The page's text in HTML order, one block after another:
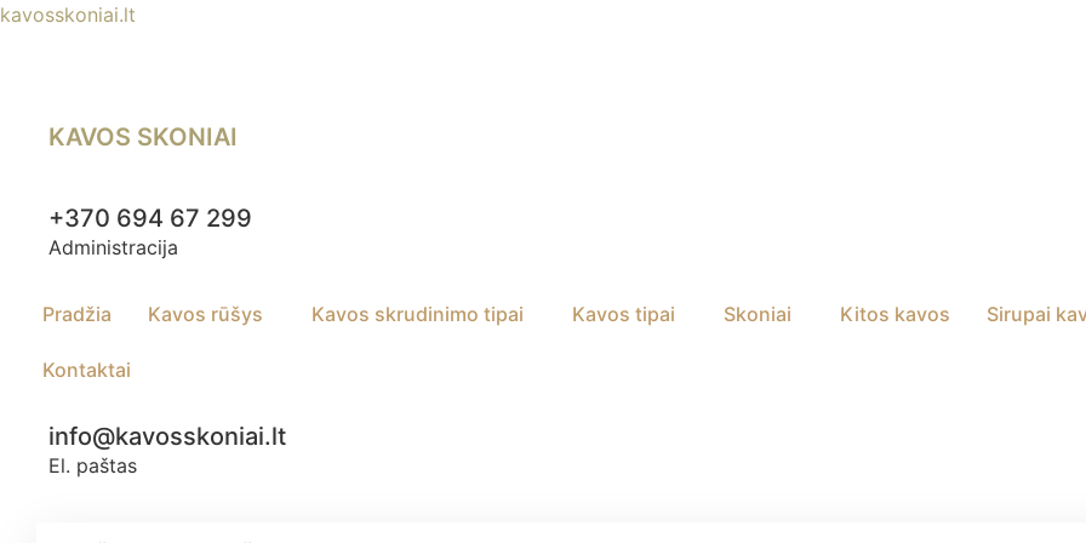
kavosskoniai.lt
KAVOS SKONIAI
+370 694 67 299
Administracija
Pradžia Kavos rūšys Kavos skrudinimo tipai Kavos tipai Skoniai Kitos kavos Sirupai
Kontaktai
info@kavosskoniai.lt
El. paštas